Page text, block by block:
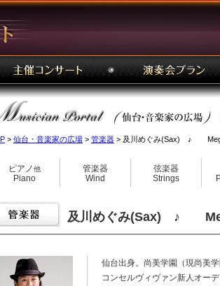
> 仙台・音楽家の広場 > 管楽器 > 及川めぐみ(Sax) ♪
ピアノ他
Piano
管楽器
Wind
弦楽器
Strings
及川めぐみ(Sax) ♪
仙台出身。尚美学園（現尚美
コンセルヴィヴァン新人オー